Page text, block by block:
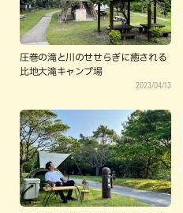
圧巻の滝と川のせせらぎに癒される
比地大滝キャンプ場
2023/04/13